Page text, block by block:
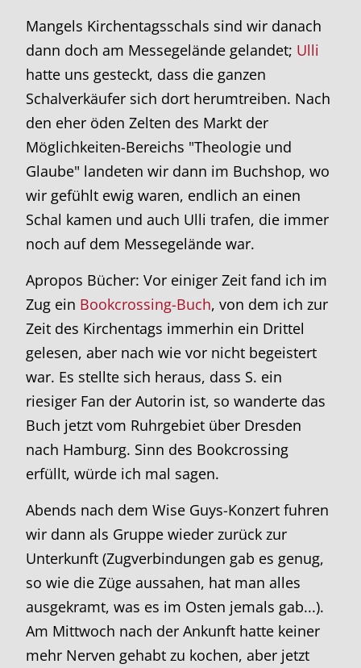
Mangels Kirchentagsschals sind wir danach
dann doch am Messegelände gelandet; Ulli
hatte uns gesteckt, dass die ganzen
Schalverkäufer sich dort herumtreiben. Nach
den eher öden Zelten des Markt der
Möglichkeiten-Bereichs "Theologie und
Glaube" landeten wir dann im Buchshop, wo
wir gefühlt ewig waren, endlich an einen
Schal kamen und auch Ulli trafen, die immer
noch auf dem Messegelände war.
Apropos Bücher: Vor einiger Zeit fand ich im
Zug ein Bookcrossing-Buch, von dem ich zur
Zeit des Kirchentags immerhin ein Drittel
gelesen, aber nach wie vor nicht begeistert
war. Es stellte sich heraus, dass S. ein
riesiger Fan der Autorin ist, so wanderte das
Buch jetzt vom Ruhrgebiet über Dresden
nach Hamburg. Sinn des Bookcrossing
erfüllt, würde ich mal sagen.
Abends nach dem Wise Guys-Konzert fuhren
wir dann als Gruppe wieder zurück zur
Unterkunft (Zugverbindungen gab es genug,
so wie die Züge aussahen, hat man alles
ausgekramt, was es im Osten jemals gab...).
Am Mittwoch nach der Ankunft hatte keiner
mehr Nerven gehabt zu kochen, aber jetzt